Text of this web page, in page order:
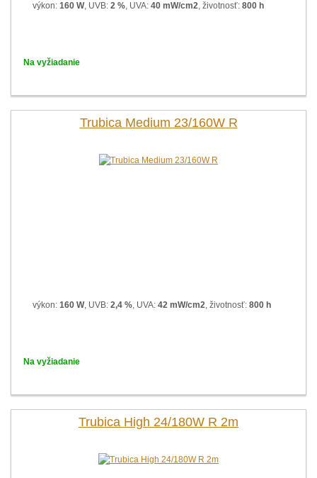
výkon: 160 W, UVB: 2 %, UVA: 40 mW/cm2, životnosť: 800 h
Na vyžiadanie
Trubica Medium 23/160W R
výkon: 160 W, UVB: 2,4 %, UVA: 42 mW/cm2, životnosť: 800 h
Na vyžiadanie
Trubica High 24/180W R 2m